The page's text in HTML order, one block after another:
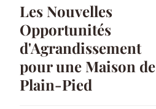
Les Nouvelles
Opportunités
d'Agrandissement
pour une Maison de
Plain-Pied